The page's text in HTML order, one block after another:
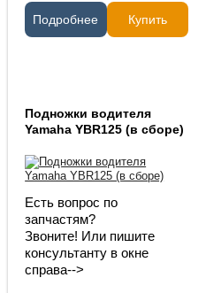
Подробнее Купить
Подножки водителя
Yamaha YBR125 (в сборе)
Есть вопрос по
запчастям?
Звоните! Или пишите
консультанту в окне
справа-->